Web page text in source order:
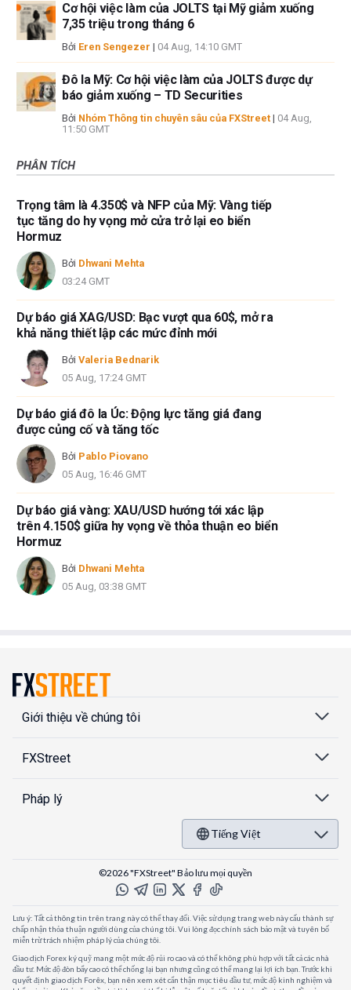
Cơ hội việc làm của JOLTS tại Mỹ giảm xuống
7,35 triệu trong tháng 6
Bởi Eren Sengezer | 04 Aug, 14:10 GMT
Đô la Mỹ: Cơ hội việc làm của JOLTS được dự
báo giảm xuống – TD Securities
Bởi Nhóm Thông tin chuyên sâu của FXStreet | 04 Aug,
11:50 GMT
PHÂN TÍCH
Trọng tâm là 4.350$ và NFP của Mỹ: Vàng tiếp
tục tăng do hy vọng mở cửa trở lại eo biển
Hormuz
Bởi Dhwani Mehta
03:24 GMT
Dự báo giá XAG/USD: Bạc vượt qua 60$, mở ra
khả năng thiết lập các mức đỉnh mới
Bởi Valeria Bednarik
05 Aug, 17:24 GMT
Dự báo giá đô la Úc: Động lực tăng giá đang
được củng cố và tăng tốc
Bởi Pablo Piovano
05 Aug, 16:46 GMT
Dự báo giá vàng: XAU/USD hướng tới xác lập
trên 4.150$ giữa hy vọng về thỏa thuận eo biển
Hormuz
Bởi Dhwani Mehta
05 Aug, 03:38 GMT
Giới thiệu về chúng tôi
FXStreet
Pháp lý
Tiếng Việt
©2026 "FXStreet" Bảo lưu mọi quyền
Lưu ý: Tất cả thông tin trên trang này có thể thay đổi. Việc sử dụng trang web này cấu thành sự
chấp nhận thỏa thuận người dùng của chúng tôi. Vui lòng đọc chính sách bảo mật và tuyên bố
miễn trừ trách nhiệm pháp lý của chúng tôi.
Giao dịch Forex ký quỹ mang một mức độ rủi ro cao và có thể không phù hợp với tất cả các nhà
đầu tư. Mức độ đòn bẩy cao có thể chống lại bạn nhưng cũng có thể mang lại lợi ích bạn. Trước khi
quyết định giao dịch Forêx, bạn nên xem xét cẩn thận mục tiêu đầu tư, mức độ kinh nghiệm và